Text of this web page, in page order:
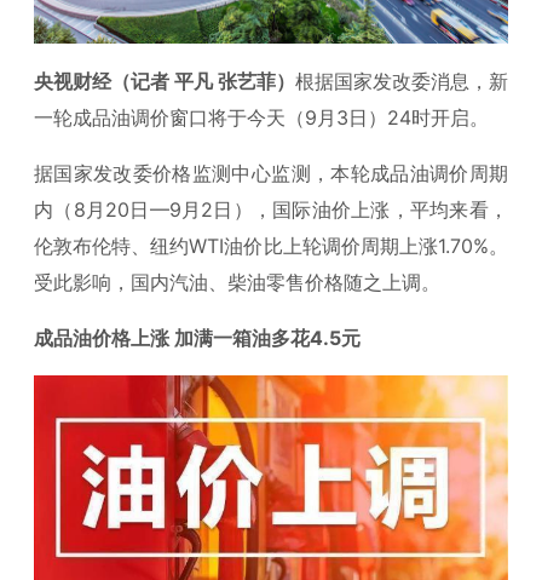
央视财经（记者 平凡 张艺菲） 根据国家发改委消息，新
一轮成品油调价窗口将于今天（9月3日）24时开启。
据国家发改委价格监测中心监测，本轮成品油调价周期
内（8月20日—9月2日），国际油价上涨，平均来看，
伦敦布伦特、纽约WTI油价比上轮调价周期上涨1.70%。
受此影响，国内汽油、柴油零售价格随之上调。
成品油价格上涨 加满一箱油多花4.5元